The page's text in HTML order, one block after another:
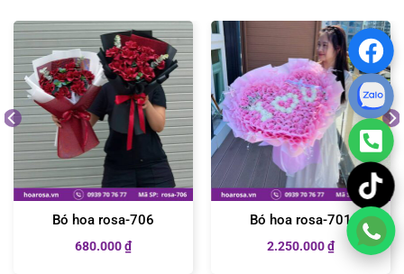
Bó hoa rosa-706
680.000₫
Bó hoa rosa-701
2.250.000₫